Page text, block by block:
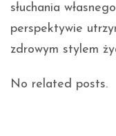
słuchania
perspektywie
zdrowym stylem
No related posts.